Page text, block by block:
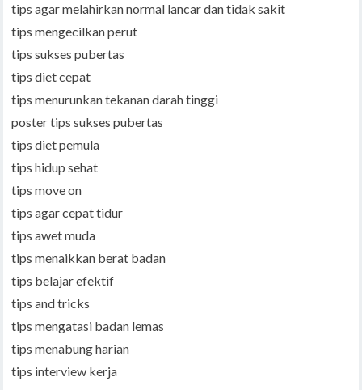
tips agar melahirkan normal lancar dan tidak sakit
tips mengecilkan perut
tips sukses pubertas
tips diet cepat
tips menurunkan tekanan darah tinggi
poster tips sukses pubertas
tips diet pemula
tips hidup sehat
tips move on
tips agar cepat tidur
tips awet muda
tips menaikkan berat badan
tips belajar efektif
tips and tricks
tips mengatasi badan lemas
tips menabung harian
tips interview kerja